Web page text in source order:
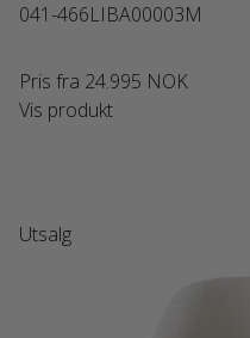
041-466LIBA00003M
Pris fra 24.995 NOK
Vis produkt
Utsalg